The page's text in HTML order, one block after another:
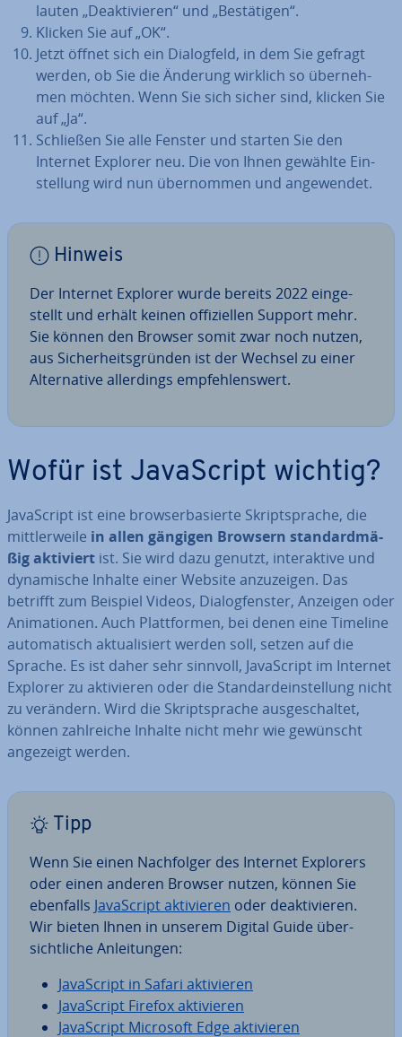
lauten „De­ak­ti­vie­ren“ und „Be­stä­ti­gen“.
Klicken Sie auf „OK“.
Jetzt öffnet sich ein Dia­log­feld, in dem Sie gefragt
werden, ob Sie die Änderung wirklich so über­neh­
men möchten. Wenn Sie sich sicher sind, klicken Sie
auf „Ja“.
Schließen Sie alle Fenster und starten Sie den
Internet Explorer neu. Die von Ihnen gewählte Ein­
stel­lung wird nun über­nom­men und an­ge­wen­det.
Hinweis
Der Internet Explorer wurde bereits 2022 ein­ge­
stellt und erhält keinen of­fi­zi­el­len Support mehr.
Sie können den Browser somit zwar noch nutzen,
aus Si­cher­heits­grün­den ist der Wechsel zu einer
Al­ter­na­ti­ve al­ler­dings emp­feh­lens­wert.
Wofür ist Ja­va­Script wichtig?
Ja­va­Script ist eine brow­ser­ba­sier­te Skript­spra­che, die
mitt­ler­wei­le in allen gängigen Browsern stan­dard­mä­
ßig aktiviert ist. Sie wird dazu genutzt, in­ter­ak­ti­ve und
dy­na­mi­sche Inhalte einer Website an­zu­zei­gen. Das
betrifft zum Beispiel Videos, Dia­log­fens­ter, Anzeigen oder
Ani­ma­tio­nen. Auch Platt­for­men, bei denen eine Timeline
au­to­ma­tisch ak­tua­li­siert werden soll, setzen auf die
Sprache. Es ist daher sehr sinnvoll, Ja­va­Script im Internet
Explorer zu ak­ti­vie­ren oder die Stan­dard­ein­stel­lung nicht
zu verändern. Wird die Skript­spra­che aus­ge­schal­tet,
können zahl­rei­che Inhalte nicht mehr wie gewünscht
angezeigt werden.
Tipp
Wenn Sie einen Nach­fol­ger des Internet Explorers
oder einen anderen Browser nutzen, können Sie
ebenfalls Ja­va­Script ak­ti­vie­ren oder de­ak­ti­vie­ren.
Wir bieten Ihnen in unserem Digital Guide über­
sicht­li­che An­lei­tun­gen:
Ja­va­Script in Safari ak­ti­vie­ren
Ja­va­Script Firefox ak­ti­vie­ren
Ja­va­Script Microsoft Edge ak­ti­vie­ren